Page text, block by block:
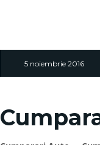
5 noiembrie 2016